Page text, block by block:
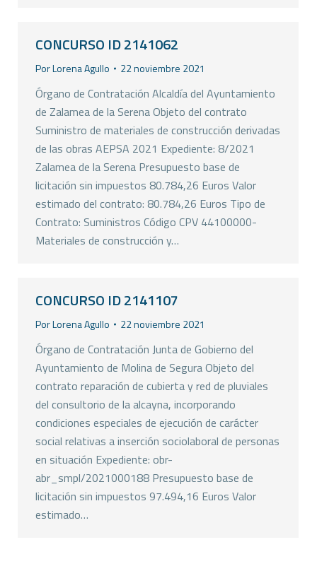
CONCURSO ID 2141062
PorLorena Agullo 22 noviembre 2021
Órgano de Contratación Alcaldía del Ayuntamiento
de Zalamea de la Serena Objeto del contrato
Suministro de materiales de construcción derivadas
de las obras AEPSA 2021 Expediente: 8/2021
Zalamea de la Serena Presupuesto base de
licitación sin impuestos 80.784,26 Euros Valor
estimado del contrato: 80.784,26 Euros Tipo de
Contrato: Suministros Código CPV 44100000-
Materiales de construcción y…
CONCURSO ID 2141107
PorLorena Agullo 22 noviembre 2021
Órgano de Contratación Junta de Gobierno del
Ayuntamiento de Molina de Segura Objeto del
contrato reparación de cubierta y red de pluviales
del consultorio de la alcayna, incorporando
condiciones especiales de ejecución de carácter
social relativas a inserción sociolaboral de personas
en situación Expediente: obr-
abr_smpl/2021000188 Presupuesto base de
licitación sin impuestos 97.494,16 Euros Valor
estimado…